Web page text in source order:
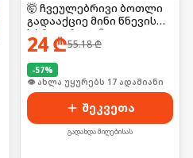
🤯 ჩვეულებრივი ბოთლი
გადააქციე მინი წნევის
სპრეიერად! 💦
24₾55.18₾
-57%
🛒 ბოლო 24სთ-ში იყიდა 22-მა
შეკვეთა
გადახდა მიღებისას